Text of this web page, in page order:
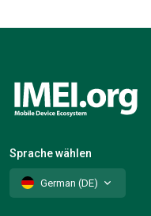
Sprache wählen
German (DE)